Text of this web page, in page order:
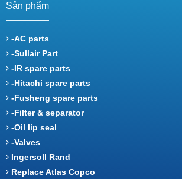
Sản phẩm
-AC parts
-Sullair Part
-IR spare parts
-Hitachi spare parts
-Fusheng spare parts
-Filter & separator
-Oil lip seal
-Valves
Ingersoll Rand
Replace Atlas Copco